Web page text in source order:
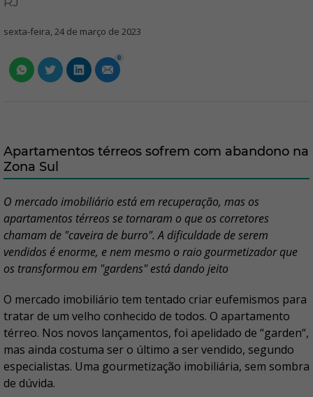
sexta-feira, 24 de março de 2023
0
Apartamentos térreos sofrem com abandono na
Zona Sul
O mercado imobiliário está em recuperação, mas os
apartamentos térreos se tornaram o que os corretores
chamam de "caveira de burro". A dificuldade de serem
vendidos é enorme, e nem mesmo o raio gourmetizador que
os transformou em "gardens" está dando jeito
O mercado imobiliário tem tentado criar eufemismos para
tratar de um velho conhecido de todos. O apartamento
térreo. Nos novos lançamentos, foi apelidado de “garden“,
mas ainda costuma ser o último a ser vendido, segundo
especialistas. Uma gourmetização imobiliária, sem sombra
de dúvida.